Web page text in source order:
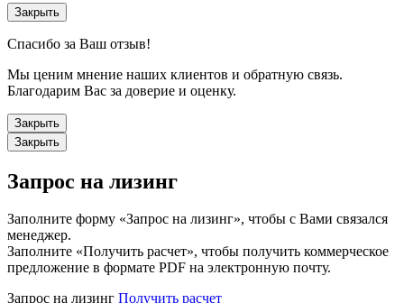
Закрыть
Спасибо за Ваш отзыв!
Мы ценим мнение наших клиентов и обратную связь.
Благодарим Вас за доверие и оценку.
Закрыть
Закрыть
Запрос на лизинг
Заполните форму «Запрос на лизинг», чтобы с Вами связался
менеджер.
Заполните «Получить расчет», чтобы получить коммерческое
предложение в формате PDF на электронную почту.
Запрос на лизинг Получить расчет